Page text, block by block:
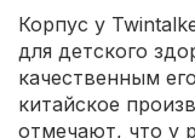
Корпус у
для детского
качественным
китайское
отмечают, что у